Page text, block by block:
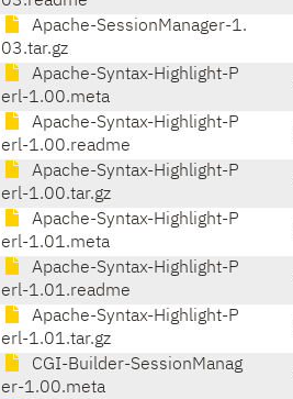
Apache-SessionManager-1.
03.tar.gz
Apache-Syntax-Highlight-P
erl-1.00.meta
Apache-Syntax-Highlight-P
erl-1.00.readme
Apache-Syntax-Highlight-P
erl-1.00.tar.gz
Apache-Syntax-Highlight-P
erl-1.01.meta
Apache-Syntax-Highlight-P
erl-1.01.readme
Apache-Syntax-Highlight-P
erl-1.01.tar.gz
CGI-Builder-SessionManag
er-1.00.meta